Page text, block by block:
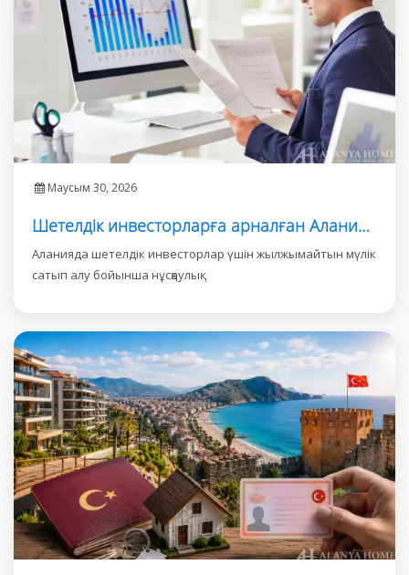
Маусым 30, 2026
Шетелдік инвесторларға арналған Аланияда жылжымайтын мүлік сатып алу
Аланияда шетелдік инвесторлар үшін жылжымайтын мүлік
сатып алу бойынша нұсқаулық.